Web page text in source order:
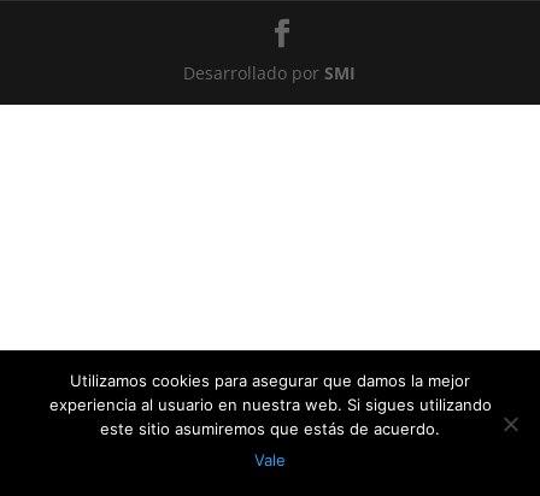
Desarrollado porSMI
Utilizamos cookies para asegurar que damos la mejor
experiencia al usuario en nuestra web. Si sigues utilizando
este sitio asumiremos que estás de acuerdo.
Vale